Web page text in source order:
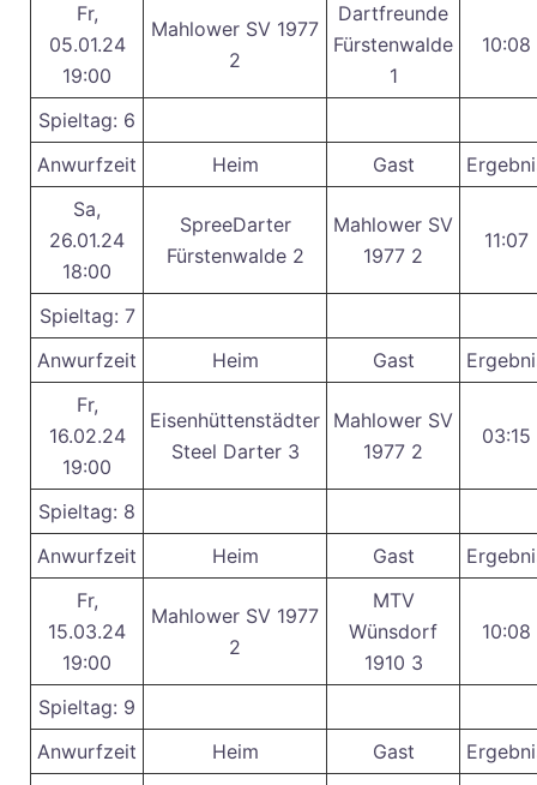
Fr,
05.01.24
19:00
Mahlower SV 1977
2
Dartfreunde
Fürstenwalde
1
10:08
Spieltag: 6
Anwurfzeit
Heim Gast
Sa,
26.01.24
18:00
SpreeDarter
Fürstenwalde 2
Mahlower SV
1977 2
11:07
Spieltag: 7
Anwurfzeit
Heim Gast
Fr,
16.02.24
19:00
Eisenhüttenstädter
Steel Darter 3
Mahlower SV
1977 2
03:15
Spieltag: 8
Anwurfzeit
Heim Gast
Fr,
15.03.24
19:00
Mahlower SV 1977
2
MTV
Wünsdorf
1910 3
10:08
Spieltag: 9
Anwurfzeit
Heim Gast